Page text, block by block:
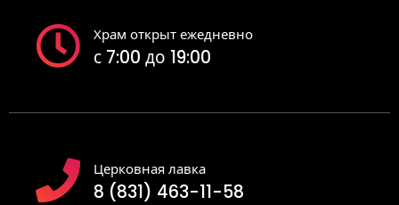
Храм открыт ежедневно
с 7:00 до 19:00
Церковная лавка
8 (831) 463-11-58